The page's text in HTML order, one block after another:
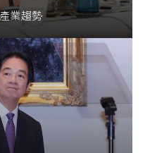
業趨勢